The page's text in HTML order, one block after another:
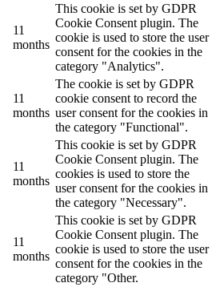
11
months
This cookie is set by GDPR
Cookie Consent plugin. The
cookie is used to store the user
consent for the cookies in the
category "Analytics".
11
months
The cookie is set by GDPR
cookie consent to record the
user consent for the cookies in
the category "Functional".
11
months
This cookie is set by GDPR
Cookie Consent plugin. The
cookies is used to store the
user consent for the cookies in
the category "Necessary".
11
months
This cookie is set by GDPR
Cookie Consent plugin. The
cookie is used to store the user
consent for the cookies in the
category "Other.